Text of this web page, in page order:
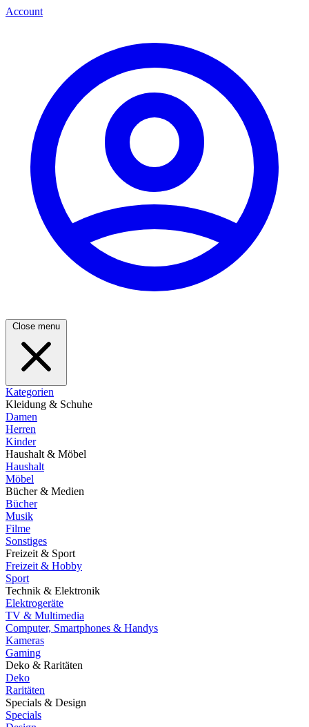
Account
Close menu
Kategorien
Kleidung & Schuhe
Damen
Herren
Kinder
Haushalt & Möbel
Haushalt
Möbel
Bücher & Medien
Bücher
Musik
Filme
Sonstiges
Freizeit & Sport
Freizeit & Hobby
Sport
Technik & Elektronik
Elektrogeräte
TV & Multimedia
Computer, Smartphones & Handys
Kameras
Gaming
Deko & Raritäten
Deko
Raritäten
Specials & Design
Specials